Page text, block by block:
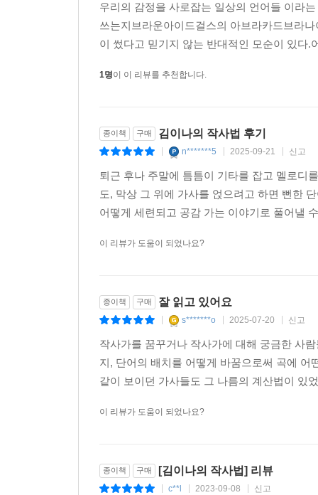
4부 ‘당신의 망상과 공상은 소중하다’는 일상
아이유의 [잔혹동화]에서 다섯 개의 동화 테마
인상적인 노래로 만들어내는 그녀는 ‘일반적으로
일상 속에서 아무것도 아닌 척 잊히거나 흩날리
‘노골적으로 실용적인’이야기
작사가로 살아온 지 10년, 그녀는 이 책에 ‘노
수많은 ‘까임’과 막막함 속에서 그녀가 듣고 싶
막연한 충고도 아닌, 이토록 노골적이고 실용적
우리의 감정을 사로잡는 일상의 언어들 이라
쓰는지브라운아이드걸스의 아브라카드브라
이 썼다고 믿기지 않는 반대적인 모순이 있다
1명이 이 리뷰를 추천합니다.
종이책 구매 김이나의 작사법 후기
n*******5 2025-09-21 신고
퇴근 후나 주말에 틈틈이 기타를 잡고 멜로디
도, 막상 그 위에 가사를 얹으려고 하면 뻔한
어떻게 세련되고 공감 가는 이야기로 풀어낼
이 리뷰가 도움이 되었나요?
종이책 구매 잘 읽고 있어요
s*******o 2025-07-20 신고
작사가를 꿈꾸거나 작사가에 대해 궁금한 사
지, 단어의 배치를 어떻게 바꿈으로써 곡에
같이 보이던 가사들도 그 나름의 계산법이 있
이 리뷰가 도움이 되었나요?
종이책 구매 [김이나의 작사법] 리뷰
c**l 2023-09-08 신고